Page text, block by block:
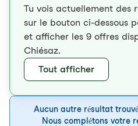
Tu vois actuellement des
sur le bouton ci-dessous
et afficher les 9 offres
Chiésaz.
Tout afficher
Aucun autre résultat
Nous complétons votre